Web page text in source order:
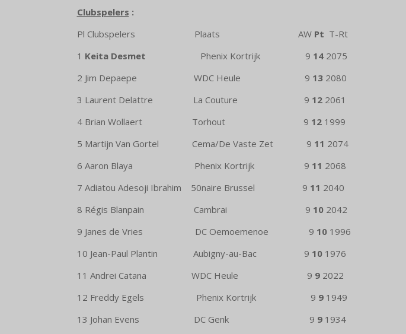
Clubspelers :
Pl Clubspelers Plaats AW Pt T-Rt
1 Keita Desmet Phenix Kortrijk 9 14 2075
2 Jim Depaepe WDC Heule 9 13 2080
3 Laurent Delattre La Couture 9 12 2061
4 Brian Wollaert Torhout 9 12 1999
5 Martijn Van Gortel Cema/De Vaste Zet 9 11 2074
6 Aaron Blaya Phenix Kortrijk 9 11 2068
7 Adiatou Adesoji Ibrahim 50naire Brussel 9 11 2040
8 Régis Blanpain Cambrai 9 10 2042
9 Janes de Vries DC Oemoemenoe 9 10 1996
10 Jean-Paul Plantin Aubigny-au-Bac 9 10 1976
11 Andrei Catana WDC Heule 9 9 2022
12 Freddy Egels Phenix Kortrijk 9 9 1949
13 Johan Evens DC Genk 9 9 1934